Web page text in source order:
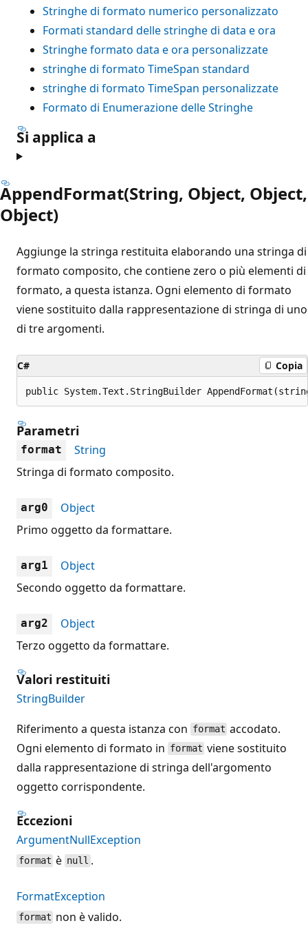
Stringhe di formato numerico personalizzato
Formati standard delle stringhe di data e ora
Stringhe formato data e ora personalizzate
stringhe di formato TimeSpan standard
stringhe di formato TimeSpan personalizzate
Formato di Enumerazione delle Stringhe
Si applica a
AppendFormat(String, Object, Object,
Object)
Aggiunge la stringa restituita elaborando una stringa di
formato composito, che contiene zero o più elementi di
formato, a questa istanza. Ogni elemento di formato
viene sostituito dalla rappresentazione di stringa di uno
di tre argomenti.
C# Copia
public System.Text.StringBuilder
Parametri
format
String
Stringa di formato composito.
arg0
Object
Primo oggetto da formattare.
arg1
Object
Secondo oggetto da formattare.
arg2
Object
Terzo oggetto da formattare.
Valori restituiti
StringBuilder
Riferimento a questa istanza con format accodato.
Ogni elemento di formato in format viene sostituito
dalla rappresentazione di stringa dell'argomento
oggetto corrispondente.
Eccezioni
ArgumentNullException
format è null .
FormatException
format non è valido.